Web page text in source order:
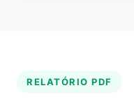
RELATÓRIO PDF